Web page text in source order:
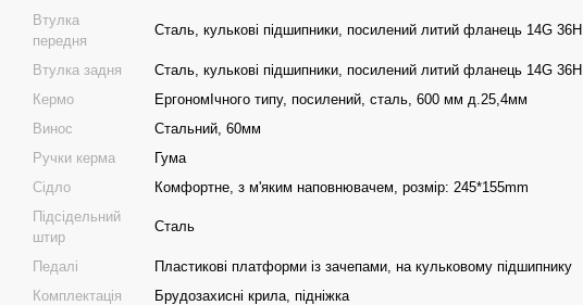
Втулка
передня
Сталь, кулькові підшипники, посилений литий фланець 14G 36H
Втулка задня
Сталь, кулькові підшипники, посилений литий фланець 14G 36H
Кермо
ЕргономІчного типу, посилений, сталь, 600 мм д.25,4мм
Винос
Стальний, 60мм
Ручки керма
Гума
Сідло
Комфортне, з м'яким наповнювачем, розмір: 245*155mm
Підсідельний
штир
Сталь
Педалі
Пластикові платформи із зачепами, на кульковому підшипнику
Комплектація
Брудозахисні крила, підніжка